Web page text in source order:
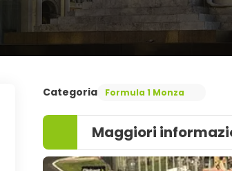
Categoria Formula 1 Monza
Maggiori